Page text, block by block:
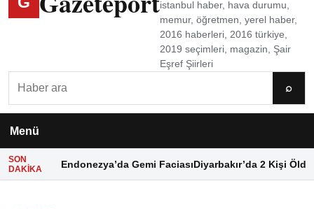
istanbul haber, hava durumu,
memur, öğretmen, yerel haber,
2016 haberleri, 2016 türkiye,
2019 seçimleri, magazin, Şair
Eşref Şiirleri
⌕
Menü
SON
DAKIKA
Endonezya’da Gemi FaciasıDiyarbakır’da 2 Kişi Öldü